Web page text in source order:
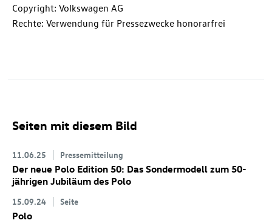
Copyright: Volkswagen AG
Rechte: Verwendung für Pressezwecke honorarfrei
Seiten mit diesem Bild
11.06.25 Pressemitteilung
Der neue Polo Edition 50: Das Sondermodell zum 50-
jährigen Jubiläum des Polo
15.09.24 Seite
Polo